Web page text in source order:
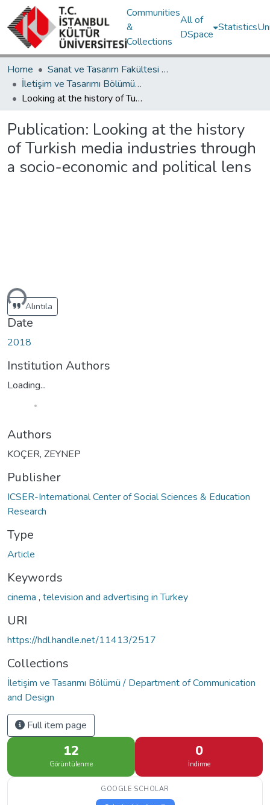
Communities
&
Collections
All of
DSpace
Statistics
Home
Sanat ve Tasarım Fakültesi / Faculty of Art and Design
İletişim ve Tasarımı Bölümü / Department of Communication and Design
Looking at the history of Turkish media industries through a socio-economic and political lens
Publication: Looking at the history
of Turkish media industries through
a socio-economic and political lens
Alıntıla
Date
2018
Institution Authors
Loading...
Authors
KOÇER, ZEYNEP
Publisher
ICSER-International Center of Social Sciences & Education
Research
Type
Article
Keywords
cinema , television and advertising in Turkey
URI
https://hdl.handle.net/11413/2517
Collections
İletişim ve Tasarımı Bölümü / Department of Communication
and Design
Full item page
12
Görüntülenme
0
İndirme
GOOGLE SCHOLAR